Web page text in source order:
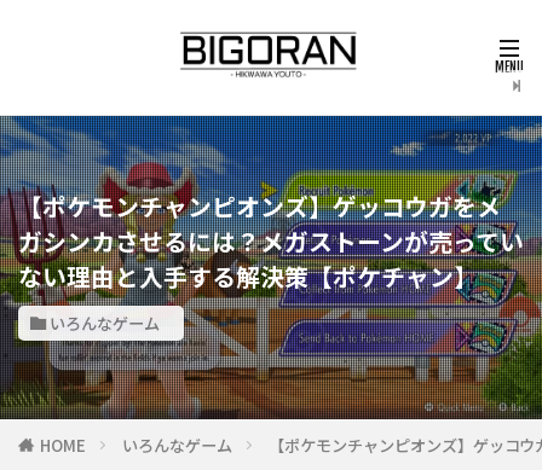
【ポケモンチャンピオンズ】ゲッコウガをメ
ガシンカさせるには？メガストーンが売ってい
ない理由と入手する解決策【ポケチャン】
いろんなゲーム
HOME いろんなゲーム 【ポケモンチャンピオンズ】ゲッコ